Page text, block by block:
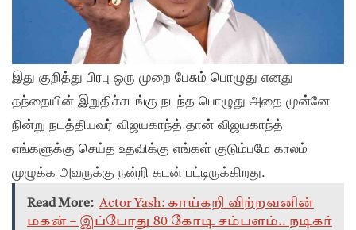
இது குறித்து பிரபு ஒரு முறை பேசும் பொழுது எனது
தந்தையின் இறுதிச்சடங்கு நடந்த பொழுது அதை முன்னே
நின்று நடத்தியவர் விஜயகாந்த் தான் விஜயகாந்த்
எங்களுக்கு செய்த உதவிக்கு எங்கள் குடும்பமே காலம்
முழுக்க அவருக்கு நன்றி கடன் பட்டிருக்கிறது.
Read More: Actor Yash: காய்கறி விற்றவனின்
மகன் – இப்போது 80 கோடி சம்பளம்.. நடிகர்